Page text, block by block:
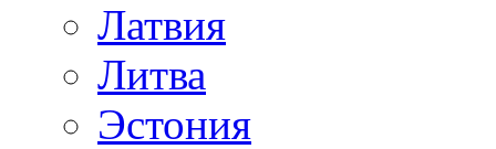
Латвия
Литва
Эстония